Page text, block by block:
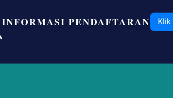
INFORMASI PENDAFTARAN Klik